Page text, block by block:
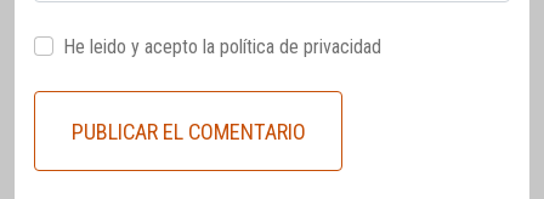
He leido y acepto la política de privacidad